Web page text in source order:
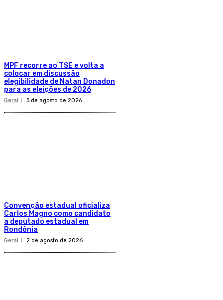
MPF recorre ao TSE e volta a
colocar em discussão
elegibilidade de Natan Donadon
para as eleições de 2026
Geral 5 de agosto de 2026
Convenção estadual oficializa
Carlos Magno como candidato
a deputado estadual em
Rondônia
Geral 2 de agosto de 2026